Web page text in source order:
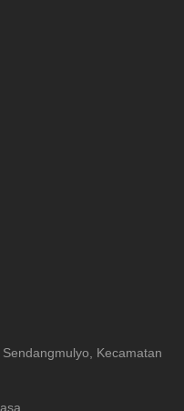
Kecamatan